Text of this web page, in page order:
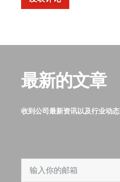
最新的文章
收到公司最新资讯以及行业动态